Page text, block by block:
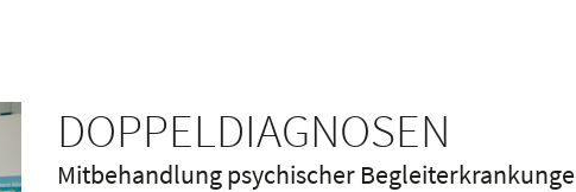
DOPPELDIAGNOSEN
Mitbehandlung psychischer